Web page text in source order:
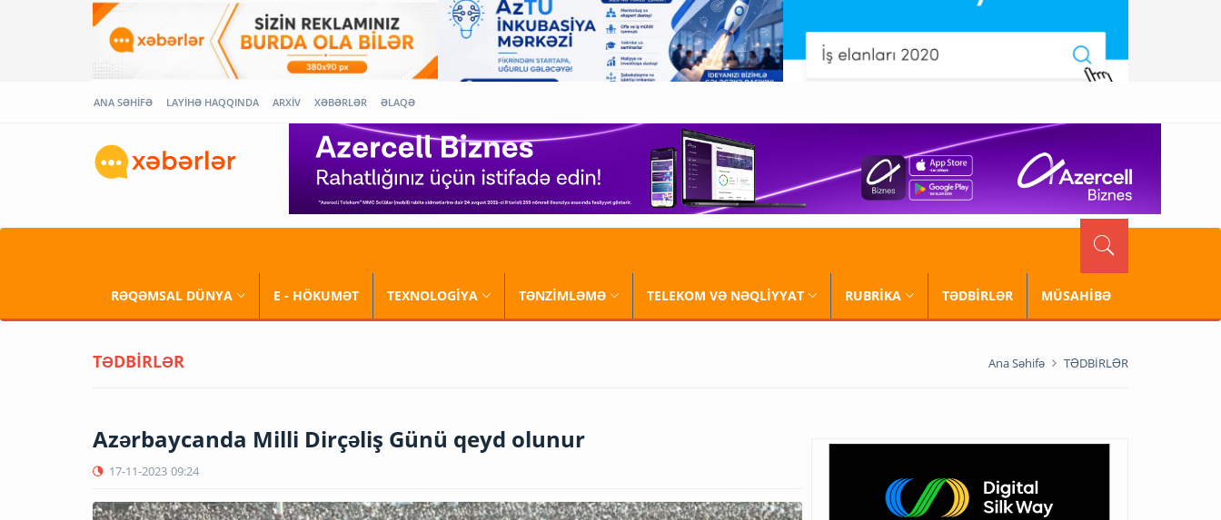
ANA SƏHİFƏ LAYİHƏ HAQQINDA ARXİV XƏBƏRLƏR ƏLAQƏ
RƏQƏMSAL DÜNYA E - HÖKUMƏT TEXNOLOGİYA TƏNZİMLƏMƏ TELEKOM VƏ NƏQLİYYAT RUBRİKA TƏDBİRLƏR MÜSAHİBƏ
TƏDBİRLƏR Ana Səhifə TƏDBİRLƏR
Azərbaycanda Milli Dirçəliş Günü qeyd olunur
17-11-2023 09:24